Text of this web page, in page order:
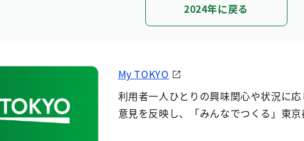
2024年に戻る
My TOKYO
利用者一人ひとりの興味関心や状況に
意見を反映し、「みんなでつくる」東京